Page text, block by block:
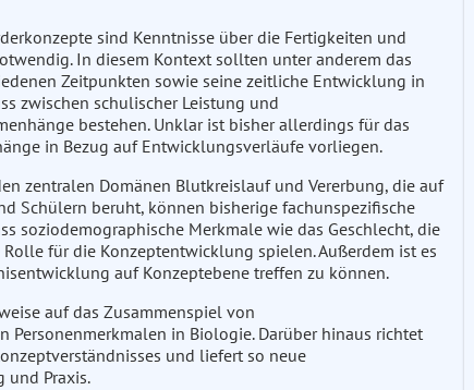
sind Kenntnisse über die Fertigkeiten und
In diesem Kontext sollten unter anderem das
Zeitpunkten sowie seine zeitliche Entwicklung in
zwischen schulischer Leistung und
bestehen. Unklar ist bisher allerdings für das
in Bezug auf Entwicklungsverläufe vorliegen.
zentralen Domänen Blutkreislauf und Vererbung, die auf
Schülern beruht, können bisherige fachunspezifische
soziodemographische Merkmale wie das Geschlecht, die
für die Konzeptentwicklung spielen. Außerdem ist es
auf Konzeptebene treffen zu können.
auf das Zusammenspiel von
in Biologie. Darüber hinaus richtet
und liefert so neue
und Praxis.